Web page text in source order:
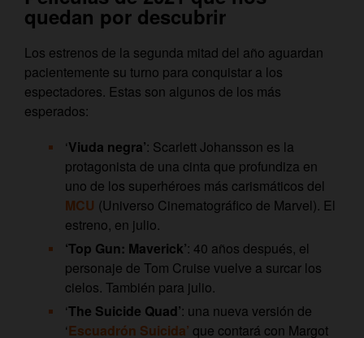
quedan por descubrir
Los estrenos de la segunda mitad del año aguardan
pacientemente su turno para conquistar a los
espectadores. Estas son algunos de los más
esperados:
‘Viuda negra’: Scarlett Johansson es la
protagonista de una cinta que profundiza en
uno de los superhéroes más carismáticos del
MCU (Universo Cinematográfico de Marvel). El
estreno, en julio.
‘Top Gun: Maverick’: 40 años después, el
personaje de Tom Cruise vuelve a surcar los
cielos. También para julio.
‘The Suicide Quad’: una nueva versión de
‘Escuadrón Suicida’ que contará con Margot